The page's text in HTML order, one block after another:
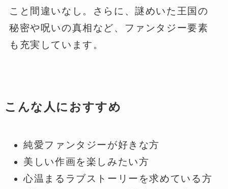
こと間違いなし。さらに、謎めいた王国の
秘密や呪いの真相など、ファンタジー要素
も充実しています。
こんな人におすすめ
純愛ファンタジーが好きな方
美しい作画を楽しみたい方
心温まるラブストーリーを求めている方